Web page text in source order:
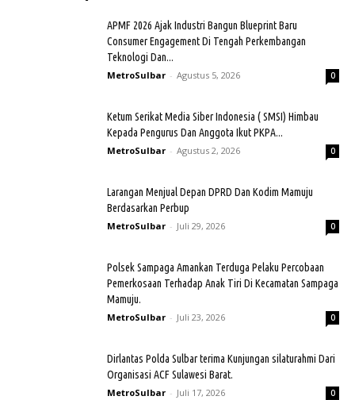
APMF 2026 Ajak Industri Bangun Blueprint Baru
Consumer Engagement Di Tengah Perkembangan
Teknologi Dan...
MetroSulbar - Agustus 5, 2026 0
Ketum Serikat Media Siber Indonesia ( SMSI) Himbau
Kepada Pengurus Dan Anggota Ikut PKPA...
MetroSulbar - Agustus 2, 2026 0
Larangan Menjual Depan DPRD Dan Kodim Mamuju
Berdasarkan Perbup
MetroSulbar - Juli 29, 2026 0
Polsek Sampaga Amankan Terduga Pelaku Percobaan
Pemerkosaan Terhadap Anak Tiri Di Kecamatan Sampaga
Mamuju.
MetroSulbar - Juli 23, 2026 0
Dirlantas Polda Sulbar terima Kunjungan silaturahmi Dari
Organisasi ACF Sulawesi Barat.
MetroSulbar - Juli 17, 2026 0